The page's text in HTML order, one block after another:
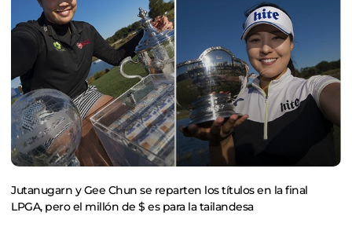
Jutanugarn y Gee Chun se reparten los títulos en la final
LPGA, pero el millón de $ es para la tailandesa